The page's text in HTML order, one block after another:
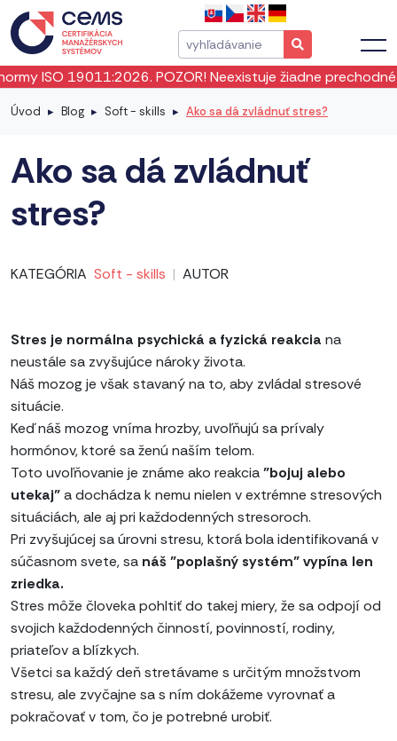
POZOR! Neexistuje žiadne prechodné
Úvod Blog Soft - skills Ako sa dá zvládnuť stres?
Ako sa dá zvládnuť
stres?
KATEGÓRIA Soft - skills | AUTOR
Stres je normálna psychická a fyzická reakcia na
neustále sa zvyšujúce nároky života.
Náš mozog je však stavaný na to, aby zvládal stresové
situácie.
Keď náš mozog vníma hrozby, uvoľňujú sa prívaly
hormónov, ktoré sa ženú naším telom.
Toto uvoľňovanie je známe ako reakcia"bojuj alebo
utekaj"a dochádza k nemu nielen v extrémne stresových
situáciách, ale aj pri každodenných stresoroch.
Pri zvyšujúcej sa úrovni stresu, ktorá bola identifikovaná v
súčasnom svete, sa náš "poplašný systém" vypína len
zriedka.
Stres môže človeka pohltiť do takej miery, že sa odpojí od
svojich každodenných činností, povinností, rodiny,
priateľov a blízkych.
Všetci sa každý deň stretávame s určitým množstvom
stresu, ale zvyčajne sa s ním dokážeme vyrovnať a
pokračovať v tom, čo je potrebné urobiť.